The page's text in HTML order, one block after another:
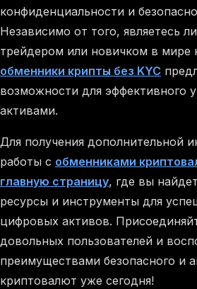
конфиденциальности и
Независимо от того, являетесь
трейдером или новичком в мире
обменники крипты без KYC
возможности для эффективного
активами.
Для получения дополнительной
работы с обменниками
главную страницу, где вы
ресурсы и инструменты для
цифровых активов.
довольных пользователей и
преимуществами безопасного и
криптовалют уже сегодня!